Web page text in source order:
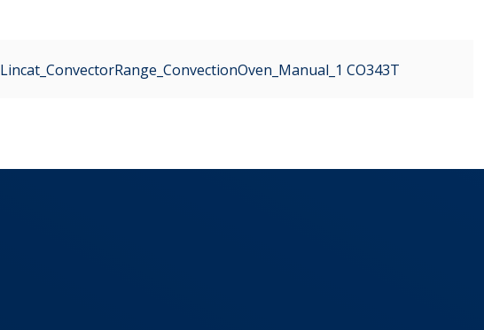
Lincat_ConvectorRange_ConvectionOven_Manual_1 CO343T